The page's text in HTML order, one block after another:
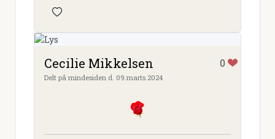
Cecilie Mikkelsen 0
Delt på mindesiden d. 09.marts.2024